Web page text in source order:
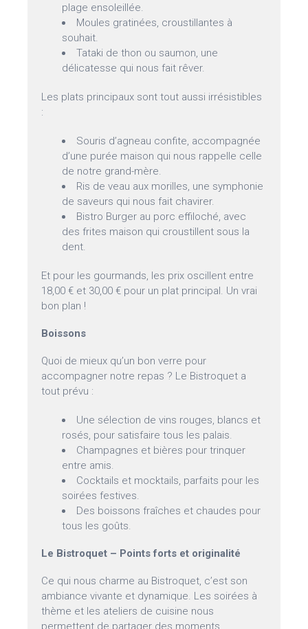
plage ensoleillée.
Moules gratinées, croustillantes à
souhait.
Tataki de thon ou saumon, une
délicatesse qui nous fait rêver.
Les plats principaux sont tout aussi irrésistibles
:
Souris d’agneau confite, accompagnée
d’une purée maison qui nous rappelle celle
de notre grand-mère.
Ris de veau aux morilles, une symphonie
de saveurs qui nous fait chavirer.
Bistro Burger au porc effiloché, avec
des frites maison qui croustillent sous la
dent.
Et pour les gourmands, les prix oscillent entre
18,00 € et 30,00 € pour un plat principal. Un vrai
bon plan !
Boissons
Quoi de mieux qu’un bon verre pour
accompagner notre repas ? Le Bistroquet a
tout prévu :
Une sélection de vins rouges, blancs et
rosés, pour satisfaire tous les palais.
Champagnes et bières pour trinquer
entre amis.
Cocktails et mocktails, parfaits pour les
soirées festives.
Des boissons fraîches et chaudes pour
tous les goûts.
Le Bistroquet – Points forts et originalité
Ce qui nous charme au Bistroquet, c’est son
ambiance vivante et dynamique. Les soirées à
thème et les ateliers de cuisine nous
permettent de partager des moments